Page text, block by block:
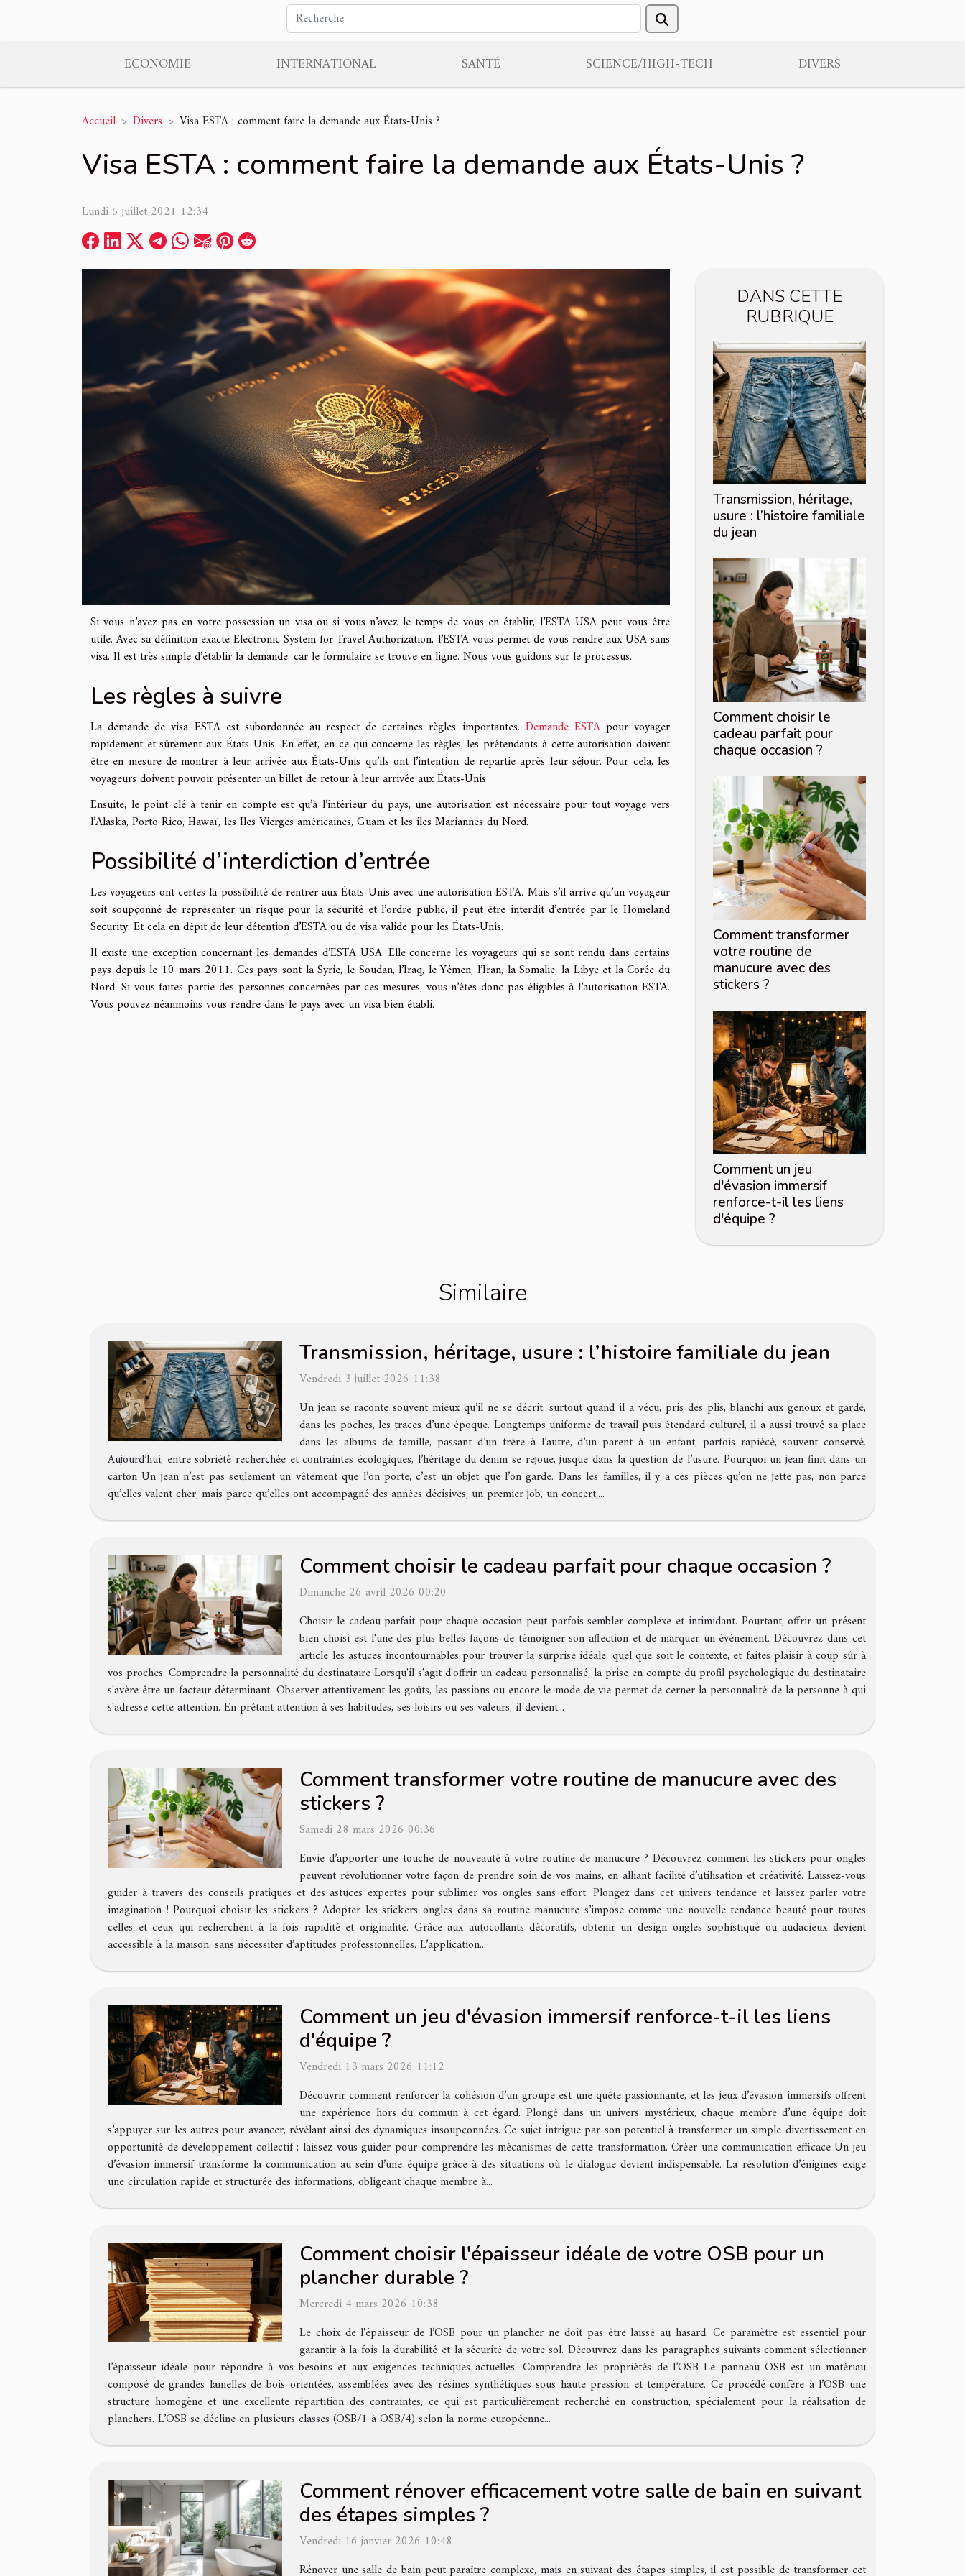
ECONOMIE INTERNATIONAL SANTÉ SCIENCE/HIGH-TECH DIVERS
Accueil Divers Visa ESTA : comment faire la demande aux États-Unis ?
Visa ESTA : comment faire la demande aux États-Unis ?
Lundi 5 juillet 2021 12:34
Si vous n’avez pas en votre possession un visa ou si vous n’avez le temps de vous en établir, l’ESTA USA peut vous être
utile. Avec sa définition exacte Electronic System for Travel Authorization, l’ESTA vous permet de vous rendre aux USA sans
visa. Il est très simple d’établir la demande, car le formulaire se trouve en ligne. Nous vous guidons sur le processus.
Les règles à suivre
La demande de visa ESTA est subordonnée au respect de certaines règles importantes. Demande ESTApour voyager
rapidement et sûrement aux États-Unis. En effet, en ce qui concerne les règles, les prétendants à cette autorisation doivent
être en mesure de montrer à leur arrivée aux États-Unis qu’ils ont l’intention de repartie après leur séjour. Pour cela, les
voyageurs doivent pouvoir présenter un billet de retour à leur arrivée aux États-Unis
Ensuite, le point clé à tenir en compte est qu’à l’intérieur du pays, une autorisation est nécessaire pour tout voyage vers
l’Alaska, Porto Rico, Hawaï, les Iles Vierges américaines, Guam et les iles Mariannes du Nord.
Possibilité d’interdiction d’entrée
Les voyageurs ont certes la possibilité de rentrer aux États-Unis avec une autorisation ESTA. Mais s’il arrive qu’un voyageur
soit soupçonné de représenter un risque pour la sécurité et l’ordre public, il peut être interdit d’entrée par le Homeland
Security. Et cela en dépit de leur détention d’ESTA ou de visa valide pour les États-Unis.
Il existe une exception concernant les demandes d’ESTA USA. Elle concerne les voyageurs qui se sont rendu dans certains
pays depuis le 10 mars 2011. Ces pays sont la Syrie, le Soudan, l’Iraq, le Yémen, l’Iran, la Somalie, la Libye et la Corée du
Nord. Si vous faites partie des personnes concernées par ces mesures, vous n’êtes donc pas éligibles à l’autorisation ESTA.
Vous pouvez néanmoins vous rendre dans le pays avec un visa bien établi.
DANS CETTE
RUBRIQUE
Transmission, héritage,
usure : l’histoire familiale
du jean
Comment choisir le
cadeau parfait pour
chaque occasion ?
Comment transformer
votre routine de
manucure avec des
stickers ?
Comment un jeu
d'évasion immersif
renforce-t-il les liens
d'équipe ?
Similaire
Transmission, héritage, usure : l’histoire familiale du jean
Vendredi 3 juillet 2026 11:38
Un jean se raconte souvent mieux qu’il ne se décrit, surtout quand il a vécu, pris des plis, blanchi aux genoux et gardé,
dans les poches, les traces d’une époque. Longtemps uniforme de travail puis étendard culturel, il a aussi trouvé sa place
dans les albums de famille, passant d’un frère à l’autre, d’un parent à un enfant, parfois rapiécé, souvent conservé.
Aujourd’hui, entre sobriété recherchée et contraintes écologiques, l’héritage du denim se rejoue, jusque dans la question de l’usure. Pourquoi un jean finit dans un
carton Un jean n’est pas seulement un vêtement que l’on porte, c’est un objet que l’on garde. Dans les familles, il y a ces pièces qu’on ne jette pas, non parce
qu’elles valent cher, mais parce qu’elles ont accompagné des années décisives, un premier job, un concert,...
Comment choisir le cadeau parfait pour chaque occasion ?
Dimanche 26 avril 2026 00:20
Choisir le cadeau parfait pour chaque occasion peut parfois sembler complexe et intimidant. Pourtant, offrir un présent
bien choisi est l'une des plus belles façons de témoigner son affection et de marquer un événement. Découvrez dans cet
article les astuces incontournables pour trouver la surprise idéale, quel que soit le contexte, et faites plaisir à coup sûr à
vos proches. Comprendre la personnalité du destinataire Lorsqu'il s'agit d'offrir un cadeau personnalisé, la prise en compte du profil psychologique du destinataire
s'avère être un facteur déterminant. Observer attentivement les goûts, les passions ou encore le mode de vie permet de cerner la personnalité de la personne à qui
s'adresse cette attention. En prêtant attention à ses habitudes, ses loisirs ou ses valeurs, il devient...
Comment transformer votre routine de manucure avec des
stickers ?
Samedi 28 mars 2026 00:36
Envie d’apporter une touche de nouveauté à votre routine de manucure ? Découvrez comment les stickers pour ongles
peuvent révolutionner votre façon de prendre soin de vos mains, en alliant facilité d’utilisation et créativité. Laissez-vous
guider à travers des conseils pratiques et des astuces expertes pour sublimer vos ongles sans effort. Plongez dans cet univers tendance et laissez parler votre
imagination ! Pourquoi choisir les stickers ? Adopter les stickers ongles dans sa routine manucure s’impose comme une nouvelle tendance beauté pour toutes
celles et ceux qui recherchent à la fois rapidité et originalité. Grâce aux autocollants décoratifs, obtenir un design ongles sophistiqué ou audacieux devient
accessible à la maison, sans nécessiter d’aptitudes professionnelles. L’application...
Comment un jeu d'évasion immersif renforce-t-il les liens
d'équipe ?
Vendredi 13 mars 2026 11:12
Découvrir comment renforcer la cohésion d’un groupe est une quête passionnante, et les jeux d’évasion immersifs offrent
une expérience hors du commun à cet égard. Plongé dans un univers mystérieux, chaque membre d’une équipe doit
s’appuyer sur les autres pour avancer, révélant ainsi des dynamiques insoupçonnées. Ce sujet intrigue par son potentiel à transformer un simple divertissement en
opportunité de développement collectif ; laissez-vous guider pour comprendre les mécanismes de cette transformation. Créer une communication efficace Un jeu
d’évasion immersif transforme la communication au sein d’une équipe grâce à des situations où le dialogue devient indispensable. La résolution d’énigmes exige
une circulation rapide et structurée des informations, obligeant chaque membre à...
Comment choisir l'épaisseur idéale de votre OSB pour un
plancher durable ?
Mercredi 4 mars 2026 10:38
Le choix de l'épaisseur de l’OSB pour un plancher ne doit pas être laissé au hasard. Ce paramètre est essentiel pour
garantir à la fois la durabilité et la sécurité de votre sol. Découvrez dans les paragraphes suivants comment sélectionner
l’épaisseur idéale pour répondre à vos besoins et aux exigences techniques actuelles. Comprendre les propriétés de l’OSB Le panneau OSB est un matériau
composé de grandes lamelles de bois orientées, assemblées avec des résines synthétiques sous haute pression et température. Ce procédé confère à l’OSB une
structure homogène et une excellente répartition des contraintes, ce qui est particulièrement recherché en construction, spécialement pour la réalisation de
planchers. L’OSB se décline en plusieurs classes (OSB/1 à OSB/4) selon la norme européenne...
Comment rénover efficacement votre salle de bain en suivant
des étapes simples ?
Vendredi 16 janvier 2026 10:48
Rénover une salle de bain peut paraître complexe, mais en suivant des étapes simples, il est possible de transformer cet